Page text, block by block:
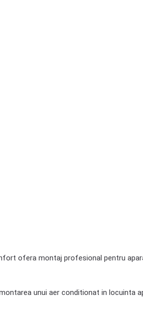
ofera montaj profesional pentru
unui aer conditionat in locuinta